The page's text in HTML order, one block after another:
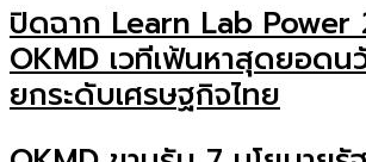
ปิดฉาก Learn Lab Power
OKMD เวทีเฟ้นหาสุดยอด
ยกระดับเศรษฐกิจไทย